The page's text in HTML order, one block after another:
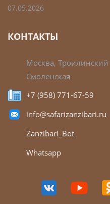
07.05.2026
КОНТАКТЫ
Москва,
Смоленская
+7 (958) 771-67-59
info@safarizanzibari.ru
Zanzibari_Bot
Whatsapp